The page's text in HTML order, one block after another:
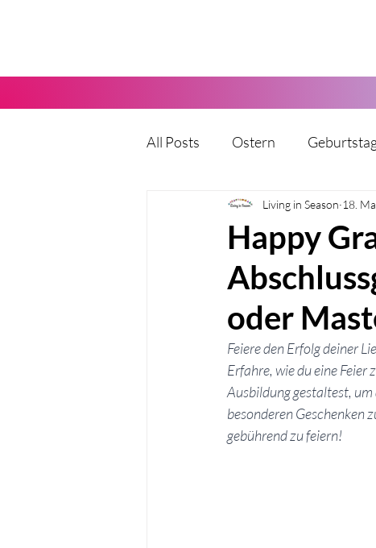
All Posts Ostern
Karneval Halloween
Muttertag
Kita Hochzeits-
Wichteln
Happy
oder
Living in Season 18.
Feiere den Erfolg deiner
Erfahre, wie du eine
Ausbildung gestaltest,
besonderen Geschenken
gebührend zu feiern!